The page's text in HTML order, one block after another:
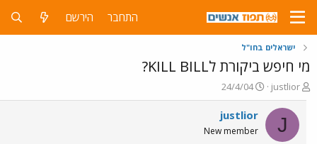
התחבר הירשם
ישראלים בחו"ל
מי חיפש ביקורת לKILL BILL?
פ
ו
ת
ח
ה
justlior
פ
ו
ר
ם
24/4/04
J
justlior
New member